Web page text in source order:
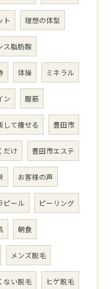
ト 理想の体型
ス脂肪酸
体操 ミネラル
ン 腹筋
して痩せる 豊田市
だけ 豊田市エステ
お客様の声
ピール ピーリング
朝食
メンズ脱毛
ない脱毛 ヒゲ脱毛